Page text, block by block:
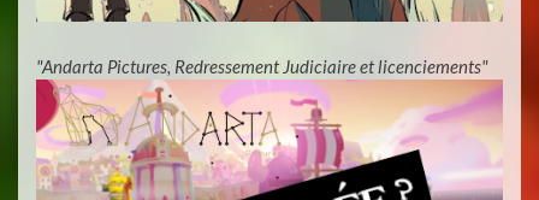
"Andarta Pictures, Redressement Judiciaire et licenciements"